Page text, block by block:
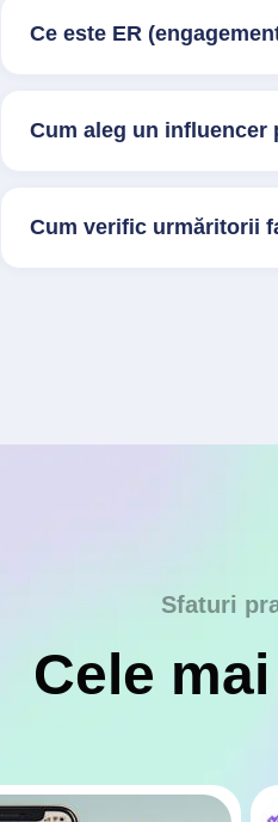
Ce este ER
Cum aleg un influencer
Cum verific urmăritorii
Sfaturi
Cele